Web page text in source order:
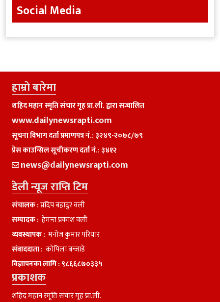
Social Media
हाम्राे बारेमा
शहिद महान स्मृति संचार गृह प्रा.ली. द्वारा सन्चालित
www.dailynewsrapti.com
सूचना विभाग दर्ता प्रमाणपत्र नं.: ३२४९-२०७८/७९
प्रेस काउन्सिल सूचीकरण दर्ता नं.: ३४१२
news@dailynewsrapti.com
डेली न्यूज राप्ति टिम
संचालक :प्रदिप बहादुर वली
सम्पादक : हेमन्त प्रकाश वली
व्यवस्थापक : मनाेज कुमार परियार
संवाददाता : काेपिला बन्जाडे
विज्ञापनका लागि : ९८६६८७०३३५
प्रकाशक
शहिद महान स्मृति संचार गृह प्रा.ली.